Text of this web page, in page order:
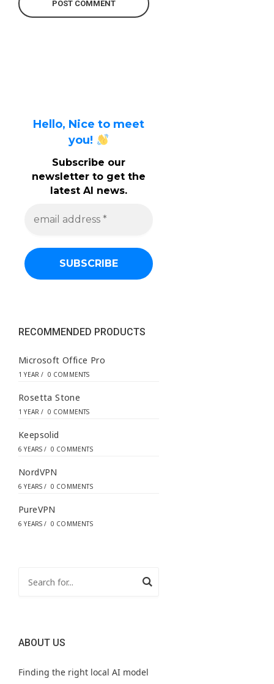
Hello, Nice to meet
you!
Subscribe our
newsletter to get the
latest AI news.
a
d
s
RECOMMENDED PRODUCTS
Microsoft Office Pro
1 YEAR / 0 COMMENTS
Rosetta Stone
1 YEAR / 0 COMMENTS
Keepsolid
6 YEARS / 0 COMMENTS
NordVPN
6 YEARS / 0 COMMENTS
PureVPN
6 YEARS / 0 COMMENTS
ABOUT US
Finding the right local AI model